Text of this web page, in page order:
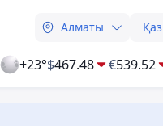
Алматы Қаз
+23°$467.48 €539.52